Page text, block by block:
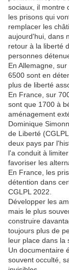
sociaux, il montre
les prisons qui
remplacer les
aujourd'hui, dans
retour à la liberté
personnes
En Allemagne,
6500 sont en
plus de liberté
En France, sur
sont que 1700 à
aménagement
Dominique
de Liberté
deux pays par
l'a conduit à
favoriser les
En France, les
détention dans
CGLPL 2022.
Développer les
mais le plus
construire
toujours plus de
leur place dans la
Un documentaire
souvent occulté,